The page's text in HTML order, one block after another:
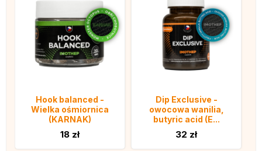
Hook balanced -
Wielka ośmiornica
(KARNAK)
18 zł
Dip Exclusive -
owocowa wanilia,
butyric acid (E...
32 zł